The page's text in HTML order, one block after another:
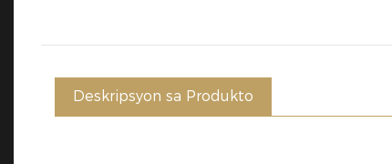
Deskripsyon sa Produkto